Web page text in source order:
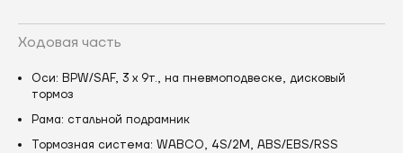
Ходовая часть
Оси: BPW/SAF, 3 x 9т., на пневмоподвеске, дисковый
тормоз
Рама: стальной подрамник
Тормозная система: WABCO, 4S/2M, ABS/EBS/RSS